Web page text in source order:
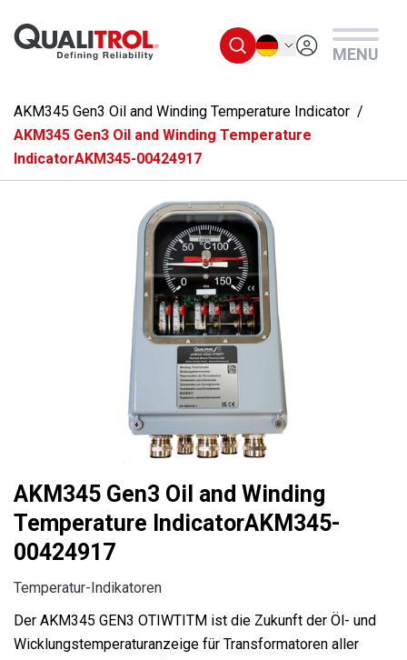
Deutsch
MENU
AKM345 Gen3 Oil and Winding Temperature Indicator
AKM345 Gen3 Oil and Winding Temperature
IndicatorAKM345-00424917
AKM345 Gen3 Oil and Winding
Temperature IndicatorAKM345-
00424917
Temperatur-Indikatoren
Der AKM345 GEN3 OTIWTITM ist die Zukunft der Öl- und
Wicklungstemperaturanzeige für Transformatoren aller